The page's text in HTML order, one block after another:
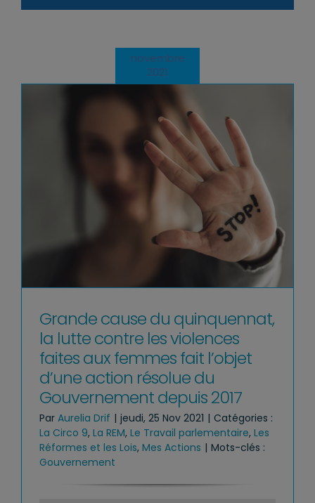
novembre
2021
Grande cause du quinquennat,
la lutte contre les violences
faites aux femmes fait l’objet
d’une action résolue du
Gouvernement depuis 2017
Par Aurelia Drif | jeudi, 25 Nov 2021 | Catégories :
La Circo 9, La REM, Le Travail parlementaire, Les
Réformes et les Lois, Mes Actions | Mots-clés :
Gouvernement